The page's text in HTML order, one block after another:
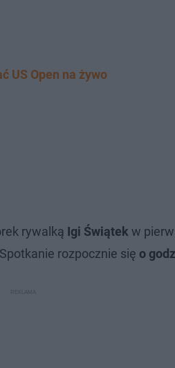
US Open na żywo
rywalką Igi Świątek w
rozpocznie się o